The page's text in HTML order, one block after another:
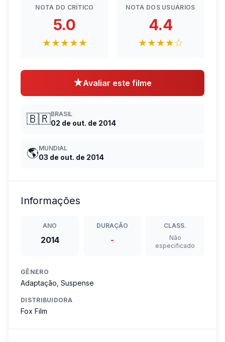
NOTA DO CRÍTICO
5.0
★★★★★
NOTA DOS USUÁRIOS
4.4
★★★★☆
★Avaliar este filme
🇧🇷BRASIL
02 de out. de 2014
🌎MUNDIAL
03 de out. de 2014
Informações
ANO
2014
DURAÇÃO
-
CLASS.
Não
especificado
GÊNERO
Adaptação, Suspense
DISTRIBUIDORA
Fox Film